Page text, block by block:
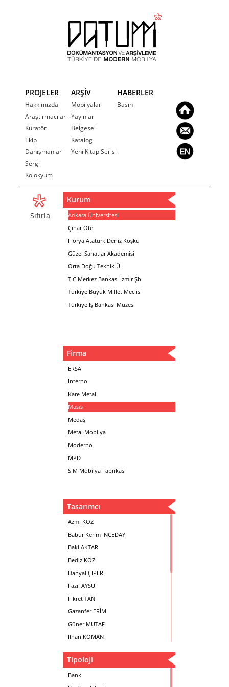
PROJELER
Hakkımızda
Araştırmacılar
Küratör
Ekip
Danışmanlar
Sergi
Kolokyum
ARŞİV
Mobilyalar
Yayınlar
Belgesel
Katalog
Yeni Kitap Serisi
HABERLER
Basın
Sıfırla
Kurum
Ankara Üniversitesi
Çınar Otel
Florya Atatürk Deniz Köşkü
Güzel Sanatlar Akademisi
Orta Doğu Teknik Ü.
T.C.Merkez Bankası İzmir Şb.
Türkiye Büyük Millet Meclisi
Türkiye İş Bankası Müzesi
Firma
ERSA
Interno
Kare Metal
Masis
Medaş
Metal Mobilya
Moderno
MPD
SİM Mobilya Fabrikası
Tasarımcı
Azmi KOZ
Babür Kerim İNCEDAYI
Baki AKTAR
Bediz KOZ
Danyal ÇİPER
Fazıl AYSU
Fikret TAN
Gazanfer ERİM
Güner MUTAF
İlhan KOMAN
Metin Atabey ATA
Minas BOYACIYAN
Tipoloji
Bank